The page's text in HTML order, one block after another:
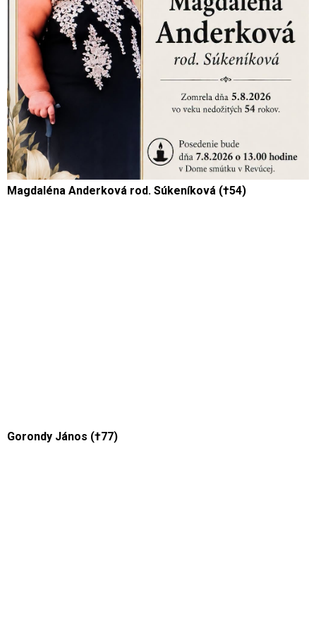
Magdaléna Anderková rod. Súkeníková (†54)
Gorondy János (†77)